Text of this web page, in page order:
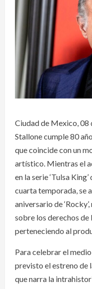
Ciudad de Mexico, 08
Stallone cumple 80
que coincide con un
artístico. Mientras el
en la serie ‘Tulsa
cuarta temporada, se
aniversario de
sobre los derechos de
perteneciendo al
Para celebrar el
previsto el estreno de
que narra la